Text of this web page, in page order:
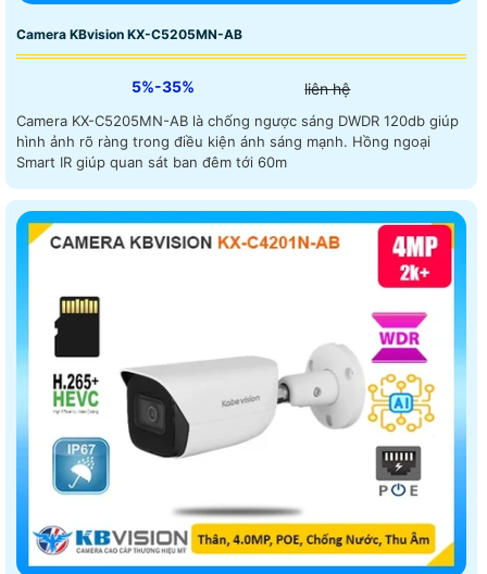
Camera KBvision KX-C5205MN-AB
5%-35% liên hệ
Camera KX-C5205MN-AB là chống ngược sáng DWDR 120db giúp
hình ảnh rõ ràng trong điều kiện ánh sáng mạnh. Hồng ngoại
Smart IR giúp quan sát ban đêm tới 60m